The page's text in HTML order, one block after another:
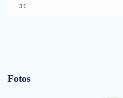
31
Fotos